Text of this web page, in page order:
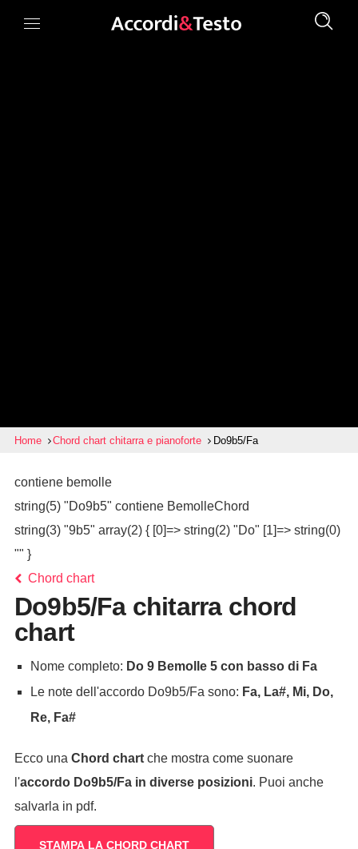
Home Chord chart chitarra e pianoforte Do9b5/Fa
contiene bemolle
string(5) "Do9b5" contiene BemolleChord
string(3) "9b5" array(2) { [0]=> string(2) "Do" [1]=> string(0)
"" }
Chord chart
Do9b5/Fa chitarra chord
chart
Nome completo: Do 9 Bemolle 5 con basso di Fa
Le note dell'accordo Do9b5/Fa sono: Fa, La#, Mi, Do,
Re, Fa#
Ecco una Chord chartche mostra come suonare
l'accordo Do9b5/Fain diverse posizioni. Puoi anche
salvarla in pdf.
STAMPA LA CHORD CHART